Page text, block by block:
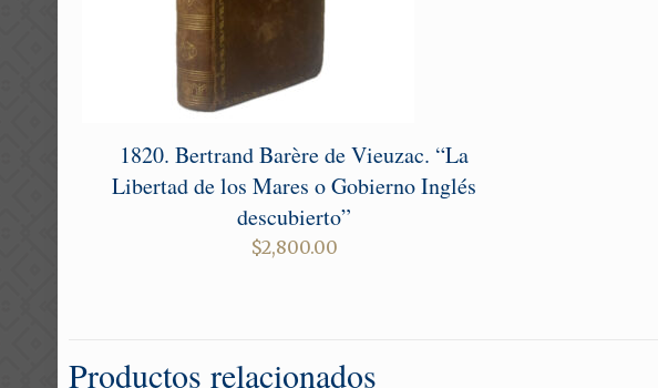
1820. Bertrand Barère de Vieuzac. “La
Libertad de los Mares o Gobierno Inglés
descubierto”
$2,800.00
Productos relacionados